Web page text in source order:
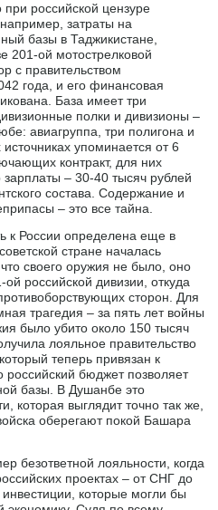
российской цензуре
затраты на
базы в Таджикистане,
201-ой мотострелковой
с правительством
года, и его финансовая
База имеет три
полки и дивизионы –
авиагруппа, три полигона и
упоминается от 6
контракт, для них
– 30-40 тысяч рублей
состава. Содержание и
– это все тайна.
к России определена еще в
стране началась
своего оружия не было, оно
российской дивизии, откуда
сторон. Для
трагедия – за пять лет войны
было убито около 150 тысяч
лояльное правительство
теперь привязан к
российский бюджет позволяет
базы. В Душанбе это
которая выглядит точно так же,
оберегают покой Башара
безответной лояльности, когда
проектах – от СНГ до
которые могли бы